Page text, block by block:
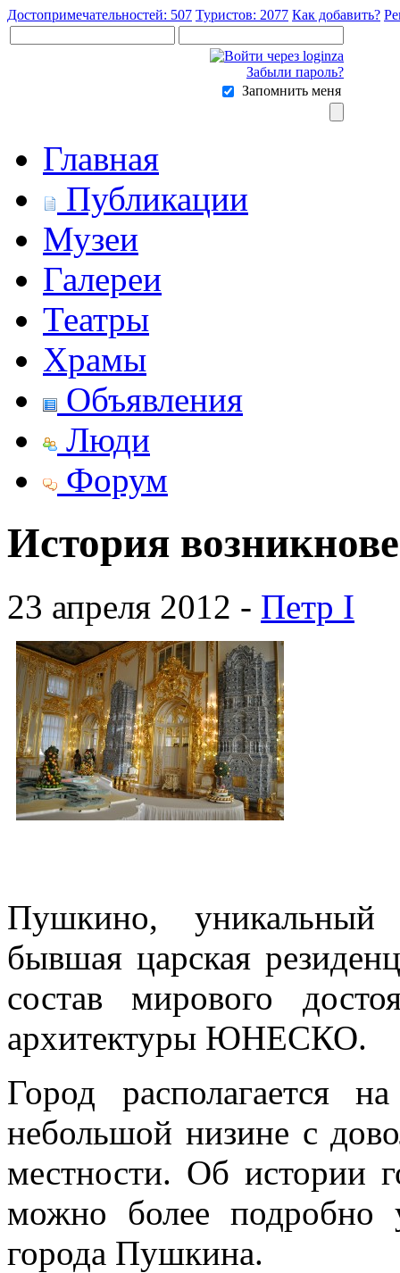
Достопримечательностей: 507 Туристов: 2077 Как добавить?
Забыли пароль?
Запомнить меня
Главная
Публикации
Музеи
Галереи
Театры
Храмы
Объявления
Люди
Форум
История
23 апреля 2012 - Петр I
Пушкино, уникальный
бывшая царская
состав мирового
архитектуры ЮНЕСКО.
Город располагается
небольшой низине с
местности. Об истории
можно более подробно
города Пушкина.